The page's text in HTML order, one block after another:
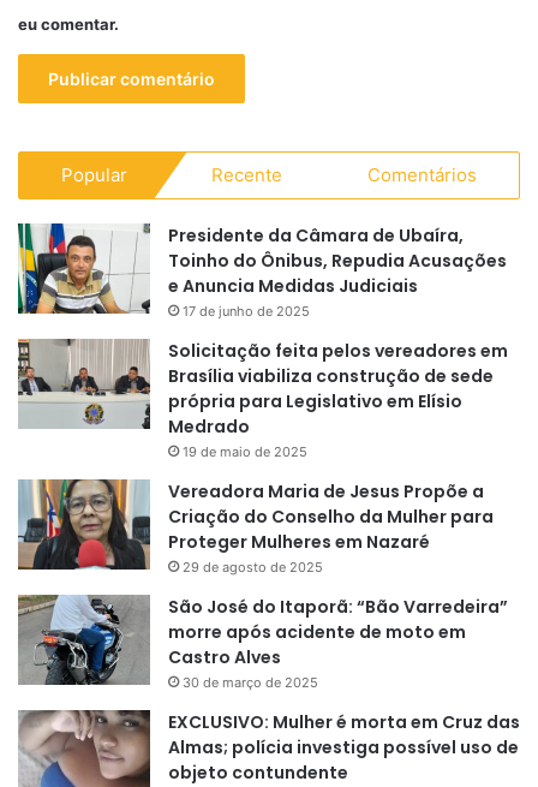
eu comentar.
Popular Recente Comentários
Presidente da Câmara de Ubaíra,
Toinho do Ônibus, Repudia Acusações
e Anuncia Medidas Judiciais
17 de junho de 2025
Solicitação feita pelos vereadores em
Brasília viabiliza construção de sede
própria para Legislativo em Elísio
Medrado
19 de maio de 2025
Vereadora Maria de Jesus Propõe a
Criação do Conselho da Mulher para
Proteger Mulheres em Nazaré
29 de agosto de 2025
São José do Itaporã: “Bão Varredeira”
morre após acidente de moto em
Castro Alves
30 de março de 2025
EXCLUSIVO: Mulher é morta em Cruz das
Almas; polícia investiga possível uso de
objeto contundente